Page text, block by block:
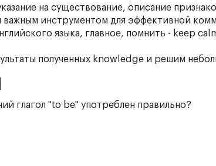
на существование, описание
важным инструментом для эффективной
языка, главное, помнить - keep
полученных knowledge и решим
глагол "to be" употреблен правильно?